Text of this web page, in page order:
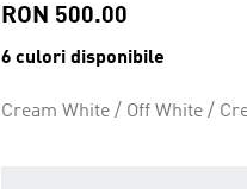
RON 500.00
6 culori disponibile
Cream White / Off White /